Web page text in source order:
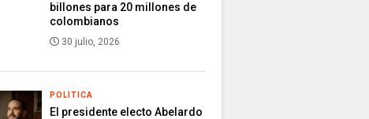
billones para 20 millones de
colombianos
30 julio, 2026
POLITICA
El presidente electo Abelardo